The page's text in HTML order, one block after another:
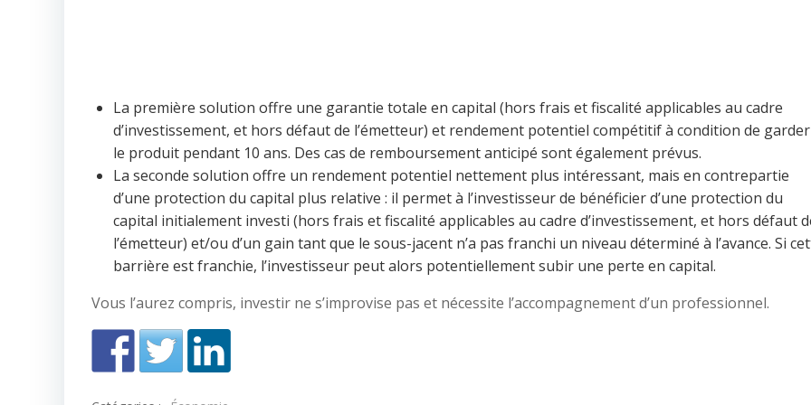
La première solution offre une garantie totale en capital (hors frais et fiscalité applicables au cadre
d’investissement, et hors défaut de l’émetteur) et rendement potentiel compétitif à condition de garder
le produit pendant 10 ans. Des cas de remboursement anticipé sont également prévus.
La seconde solution offre un rendement potentiel nettement plus intéressant, mais en contrepartie
d’une protection du capital plus relative : il permet à l’investisseur de bénéficier d’une protection du
capital initialement investi (hors frais et fiscalité applicables au cadre d’investissement, et hors défaut
l’émetteur) et/ou d’un gain tant que le sous-jacent n’a pas franchi un niveau déterminé à l’avance. Si
barrière est franchie, l’investisseur peut alors potentiellement subir une perte en capital.
Vous l’aurez compris, investir ne s’improvise pas et nécessite l’accompagnement d’un professionnel.